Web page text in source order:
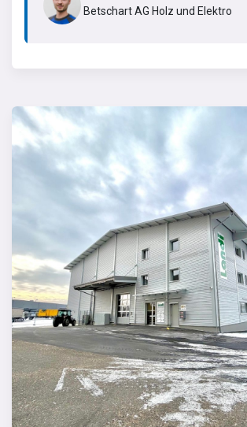
Betschart AG Holz und Elektro